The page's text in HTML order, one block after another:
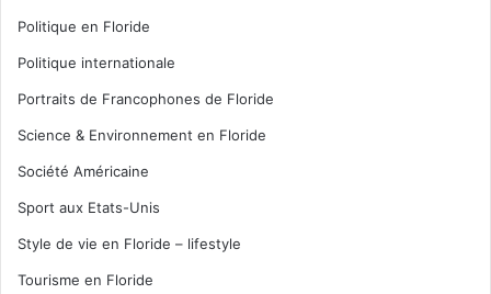
Politique en Floride
Politique internationale
Portraits de Francophones de Floride
Science & Environnement en Floride
Société Américaine
Sport aux Etats-Unis
Style de vie en Floride – lifestyle
Tourisme en Floride